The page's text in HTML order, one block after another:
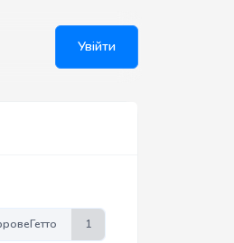
Увійти
1